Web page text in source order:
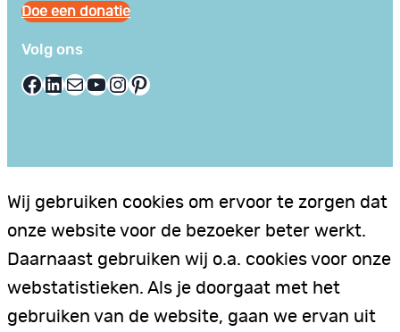
Doe een donatie
Volg ons
Facebook LinkedIn E-mail YouTube InstagramPinterest
Wij gebruiken cookies om ervoor te zorgen dat
onze website voor de bezoeker beter werkt.
Daarnaast gebruiken wij o.a. cookies voor onze
webstatistieken. Als je doorgaat met het
gebruiken van de website, gaan we ervan uit